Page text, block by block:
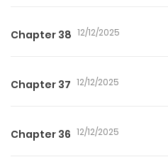
Chapter 38 12/12/2025
Chapter 37 12/12/2025
Chapter 36 12/12/2025